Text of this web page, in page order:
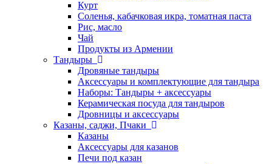
Курт
Соленья, кабачковая икра, томатная паста
Рис, масло
Чай
Продукты из Армении
Тандыры
Дровяные тандыры
Аксессуары и комплектующие для тандыра
Наборы: Тандыры + аксессуары
Керамическая посуда для тандыров
Дровницы и аксессуары
Казаны, саджи, Пчаки
Казаны
Аксессуары для казанов
Печи под казан